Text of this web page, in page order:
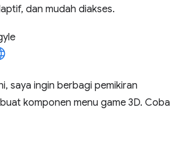
dan mudah diakses.
saya ingin berbagi pemikiran
komponen menu game 3D. Coba